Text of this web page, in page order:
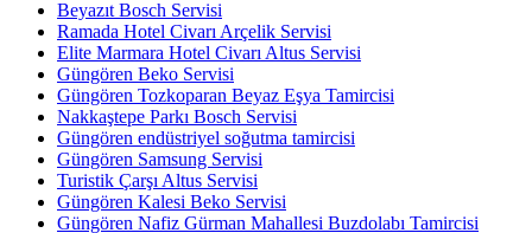
Beyazıt Bosch Servisi
Ramada Hotel Civarı Arçelik Servisi
Elite Marmara Hotel Civarı Altus Servisi
Güngören Beko Servisi
Güngören Tozkoparan Beyaz Eşya Tamircisi
Nakkaştepe Parkı Bosch Servisi
Güngören endüstriyel soğutma tamircisi
Güngören Samsung Servisi
Turistik Çarşı Altus Servisi
Güngören Kalesi Beko Servisi
Güngören Nafiz Gürman Mahallesi Buzdolabı Tamircisi